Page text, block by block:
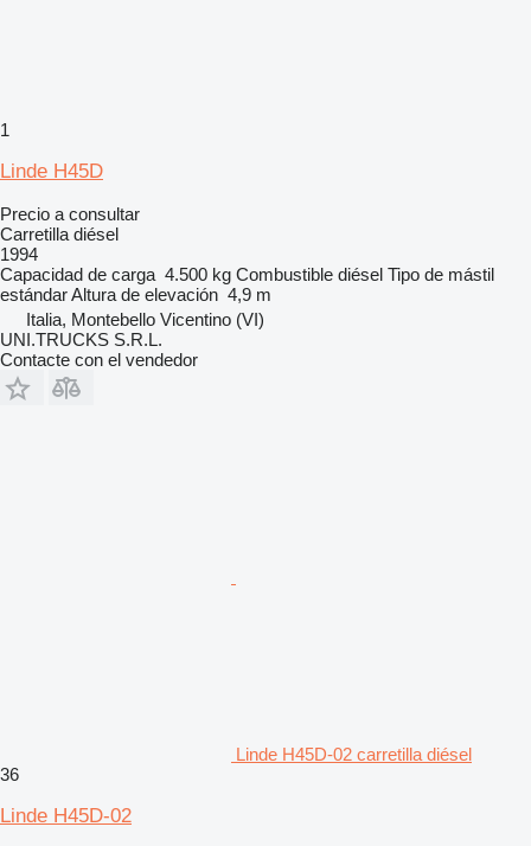
1
Linde H45D
Precio a consultar
Carretilla diésel
1994
Capacidad de carga 4.500 kg Combustible diésel Tipo de mástil
estándarAltura de elevación 4,9 m
Italia, Montebello Vicentino (VI)
UNI.TRUCKS S.R.L.
Contacte con el vendedor
Linde H45D-02 carretilla diésel
36
Linde H45D-02